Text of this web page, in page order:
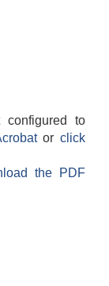
configured to
orclick
the PDF